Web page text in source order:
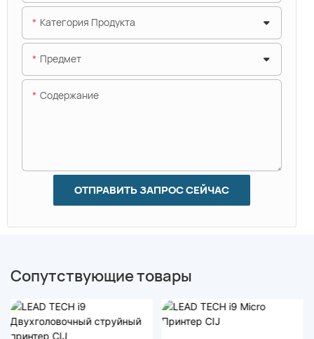
Категория Продукта
Предмет
Содержание
ОТПРАВИТЬ ЗАПРОС СЕЙЧАС
Сопутствующие товары